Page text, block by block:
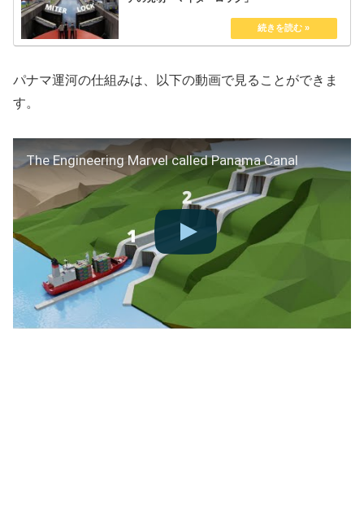
パナマ運河の仕組みは、以下の動画で見ることができま
す。
The Engineering Marvel called Panama Canal